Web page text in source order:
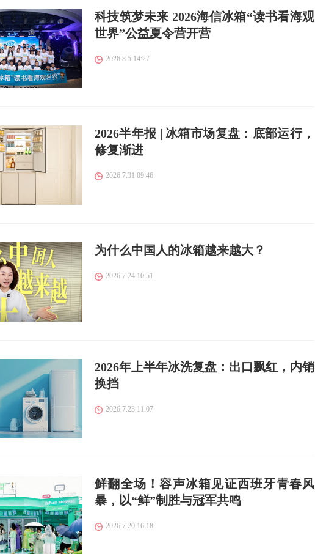
科技筑梦未来 2026海信冰箱“读书看海观
世界”公益夏令营开营
2026.8.5 14:27
2026半年报 | 冰箱市场复盘：底部运行，
修复渐进
2026.7.31 09:46
为什么中国人的冰箱越来越大？
2026.7.24 10:51
2026年上半年冰洗复盘：出口飘红，内销
换挡
2026.7.23 11:07
鲜翻全场！容声冰箱见证西班牙青春风
暴，以“鲜”制胜与冠军共鸣
2026.7.20 16:18